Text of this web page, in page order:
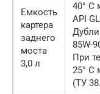
Емкость
картера
заднего
моста
3,0 л
40° С
API
85W-
При
25° С
(ТУ